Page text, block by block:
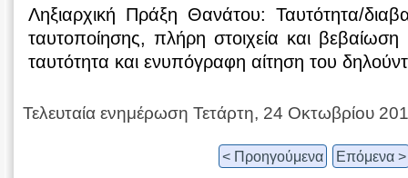
Ληξιαρχική Πράξη Θανάτου: Ταυτότητα/
ταυτοποίησης, πλήρη στοιχεία και
ταυτότητα και ενυπόγραφη αίτηση του
Τελευταία ενημέρωση Τετάρτη, 24 Οκτωβρίου
< Προηγούμενα Επόμενα >